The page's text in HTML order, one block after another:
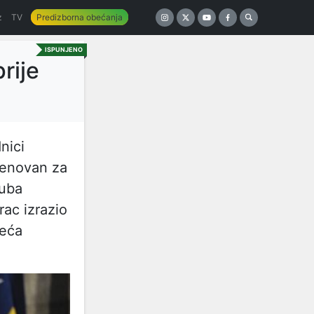
TV Predizborna obećanja
ISPUNJENO
za
izrazio